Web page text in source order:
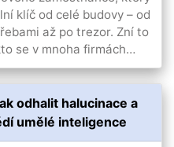
klíč od celé budovy – od
až po trezor. Zní to
se v mnoha firmách…
odhalit halucinace a
umělé inteligence